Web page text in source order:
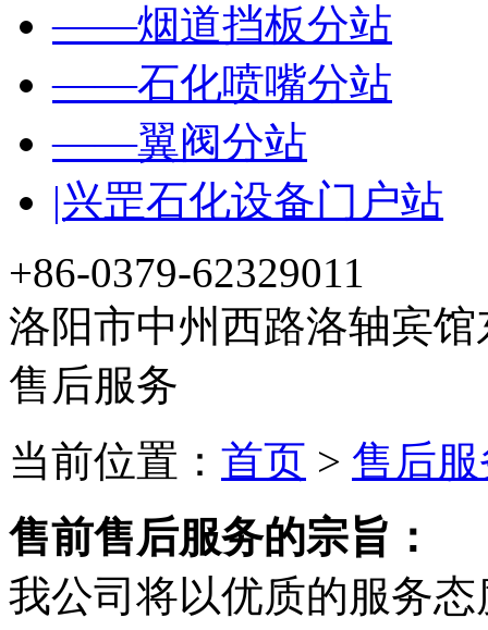
——烟道挡板分站
——石化喷嘴分站
——翼阀分站
|兴罡石化设备门户站
+86-0379-62329011
洛阳市中州西路洛轴宾馆
售后服务
当前位置： 首页 > 售后
售前售后服务的宗旨：
我公司将以优质的服务